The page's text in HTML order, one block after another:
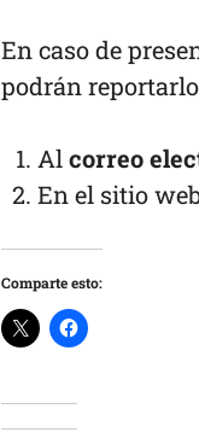
En caso de
podrán
Alcorreo
En el sitio
Comparte esto: